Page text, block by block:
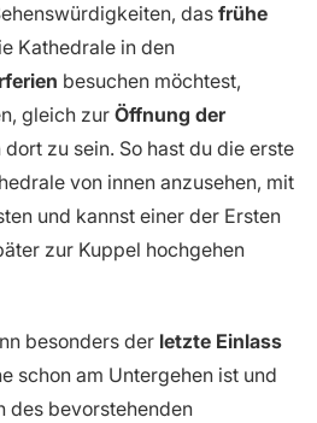
das frühe
Kathedrale in den
besuchen möchtest,
gleich zur Öffnung der
zu sein. So hast du die erste
von innen anzusehen, mit
und kannst einer der Ersten
zur Kuppel hochgehen
besonders der letzte Einlass
schon am Untergehen ist und
des bevorstehenden